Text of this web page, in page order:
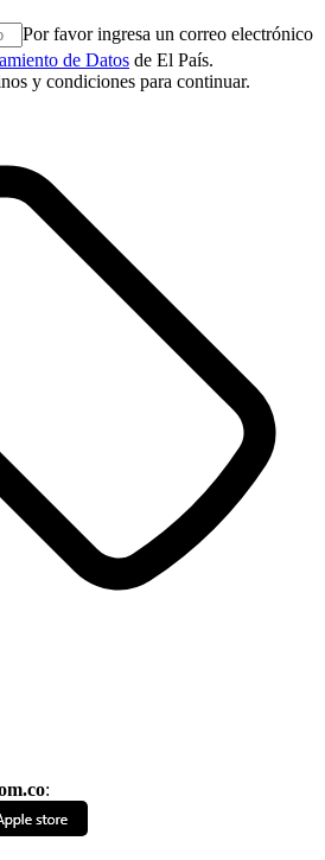
Por favor ingresa un correo electrónico
de Datos de El País.
y condiciones para continuar.
: